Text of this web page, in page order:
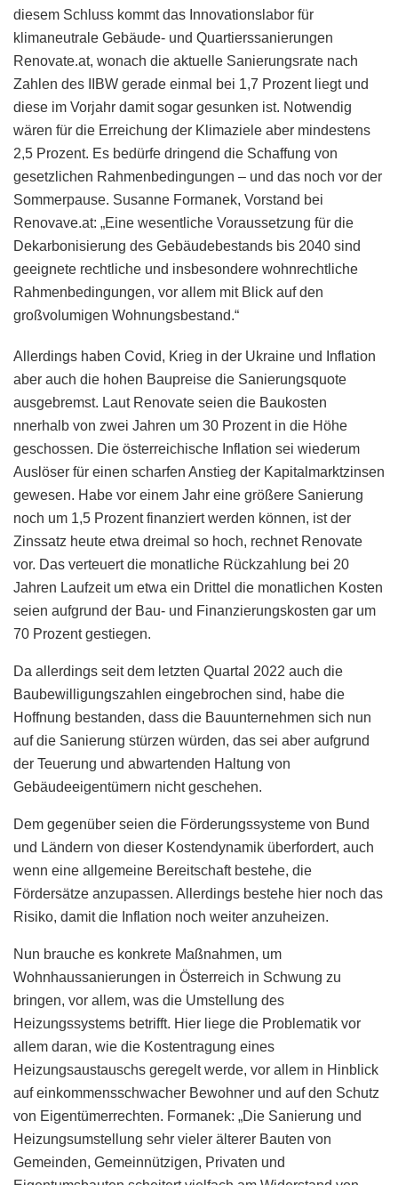
diesem Schluss kommt das Innovationslabor für
klimaneutrale Gebäude- und Quartierssanierungen
Renovate.at, wonach die aktuelle Sanierungsrate nach
Zahlen des IIBW gerade einmal bei 1,7 Prozent liegt und
diese im Vorjahr damit sogar gesunken ist. Notwendig
wären für die Erreichung der Klimaziele aber mindestens
2,5 Prozent. Es bedürfe dringend die Schaffung von
gesetzlichen Rahmenbedingungen – und das noch vor der
Sommerpause. Susanne Formanek, Vorstand bei
Renovave.at: „Eine wesentliche Voraussetzung für die
Dekarbonisierung des Gebäudebestands bis 2040 sind
geeignete rechtliche und insbesondere wohnrechtliche
Rahmenbedingungen, vor allem mit Blick auf den
großvolumigen Wohnungsbestand.“
Allerdings haben Covid, Krieg in der Ukraine und Inflation
aber auch die hohen Baupreise die Sanierungsquote
ausgebremst. Laut Renovate seien die Baukosten
nnerhalb von zwei Jahren um 30 Prozent in die Höhe
geschossen. Die österreichische Inflation sei wiederum
Auslöser für einen scharfen Anstieg der Kapitalmarktzinsen
gewesen. Habe vor einem Jahr eine größere Sanierung
noch um 1,5 Prozent finanziert werden können, ist der
Zinssatz heute etwa dreimal so hoch, rechnet Renovate
vor. Das verteuert die monatliche Rückzahlung bei 20
Jahren Laufzeit um etwa ein Drittel die monatlichen Kosten
seien aufgrund der Bau- und Finanzierungskosten gar um
70 Prozent gestiegen.
Da allerdings seit dem letzten Quartal 2022 auch die
Baubewilligungszahlen eingebrochen sind, habe die
Hoffnung bestanden, dass die Bauunternehmen sich nun
auf die Sanierung stürzen würden, das sei aber aufgrund
der Teuerung und abwartenden Haltung von
Gebäudeeigentümern nicht geschehen.
Dem gegenüber seien die Förderungssysteme von Bund
und Ländern von dieser Kostendynamik überfordert, auch
wenn eine allgemeine Bereitschaft bestehe, die
Fördersätze anzupassen. Allerdings bestehe hier noch das
Risiko, damit die Inflation noch weiter anzuheizen.
Nun brauche es konkrete Maßnahmen, um
Wohnhaussanierungen in Österreich in Schwung zu
bringen, vor allem, was die Umstellung des
Heizungssystems betrifft. Hier liege die Problematik vor
allem daran, wie die Kostentragung eines
Heizungsaustauschs geregelt werde, vor allem in Hinblick
auf einkommensschwacher Bewohner und auf den Schutz
von Eigentümerrechten. Formanek: „Die Sanierung und
Heizungsumstellung sehr vieler älterer Bauten von
Gemeinden, Gemeinnützigen, Privaten und